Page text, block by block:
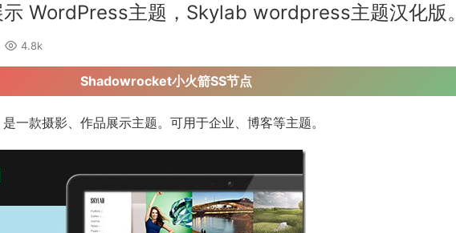
WordPress主题，Skylab wordpress主题汉化版。
4.8k
Shadowrocket小火箭SS节点
是一款摄影、作品展示主题。可用于企业、博客等主题。